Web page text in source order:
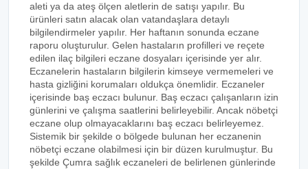
aleti ya da ateş ölçen aletlerin de satışı yapılır. Bu
ürünleri satın alacak olan vatandaşlara detaylı
bilgilendirmeler yapılır. Her haftanın sonunda eczane
raporu oluşturulur. Gelen hastaların profilleri ve reçete
edilen ilaç bilgileri eczane dosyaları içerisinde yer alır.
Eczanelerin hastaların bilgilerin kimseye vermemeleri ve
hasta gizliğini korumaları oldukça önemlidir. Eczaneler
içerisinde baş eczacı bulunur. Baş eczacı çalışanların izin
günlerini ve çalışma saatlerini belirleyebilir. Ancak nöbetçi
eczane olup olmayacaklarını baş eczacı belirleyemez.
Sistemik bir şekilde o bölgede bulunan her eczanenin
nöbetçi eczane olabilmesi için bir düzen kurulmuştur. Bu
şekilde Çumra sağlık eczaneleri de belirlenen günlerinde